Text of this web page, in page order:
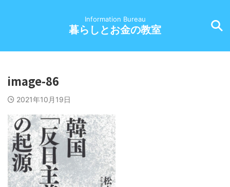
Information Bureau
暮らしとお金の教室
image-86
2021年10月19日